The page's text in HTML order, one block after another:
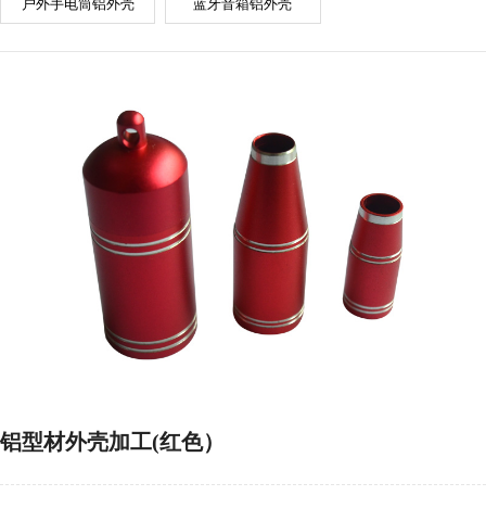
户外手电筒铝外壳 蓝牙音箱铝外壳
铝型材外壳加工(红色）